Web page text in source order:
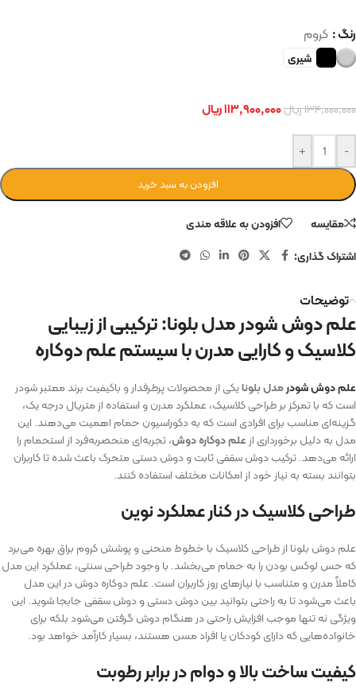
رنگ کروم
شیری
۱۳۴,۰۰۰,۰۰۰ریال۱۱۳,۹۰۰,۰۰۰ریال
-
+
افزودن به سبد خرید
مقایسه
افزودن به علاقه مندی
اشتراک گذاری:
توضیحات
علم دوش شودر مدل بلونا: ترکیبی از زیبایی
کلاسیک و کارایی مدرن با سیستم علم دوکاره
علم دوش شودرمدل بلونایکی از محصولات پرطرفدار و باکیفیت برند معتبر شودر
است که با تمرکز بر طراحی کلاسیک، عملکرد مدرن و استفاده از متریال درجه یک،
گزینه‌ای مناسب برای افرادی است که به دکوراسیون حمام اهمیت می‌دهند. این
مدل به دلیل برخورداری از علم دوکاره دوش، تجربه‌ای منحصربه‌فرد از استحمام را
ارائه می‌دهد. ترکیب دوش سقفی ثابت و دوش دستی متحرک باعث شده تا کاربران
بتوانند بسته به نیاز خود از امکانات مختلف استفاده کنند.
طراحی کلاسیک در کنار عملکرد نوین
علم دوش بلونا از طراحی کلاسیک با خطوط منحنی و پوشش کروم براق بهره می‌برد
که حس لوکس بودن را به حمام می‌بخشد. با وجود طراحی سنتی، عملکرد این مدل
کاملاً مدرن و متناسب با نیازهای روز کاربران است. علم دوکاره دوش در این مدل
باعث می‌شود تا به راحتی بتوانید بین دوش دستی و دوش سقفی جابجا شوید. این
ویژگی نه تنها موجب افزایش راحتی در هنگام دوش گرفتن می‌شود بلکه برای
خانواده‌هایی که دارای کودکان یا افراد مسن هستند، بسیار کارآمد خواهد بود.
کیفیت ساخت بالا و دوام در برابر رطوبت